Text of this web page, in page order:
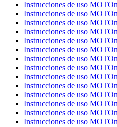
Instrucciones de uso
Instrucciones de uso
Instrucciones de uso
Instrucciones de uso
Instrucciones de uso
Instrucciones de uso
Instrucciones de uso
Instrucciones de uso
Instrucciones de uso
Instrucciones de uso
Instrucciones de uso
Instrucciones de uso
Instrucciones de uso
Instrucciones de uso